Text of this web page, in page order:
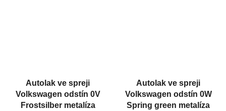
Autolak ve spreji
Volkswagen odstín 0V
Frostsilber metalíza
Autolak ve spreji
Volkswagen odstín 0W
Spring green metalíza